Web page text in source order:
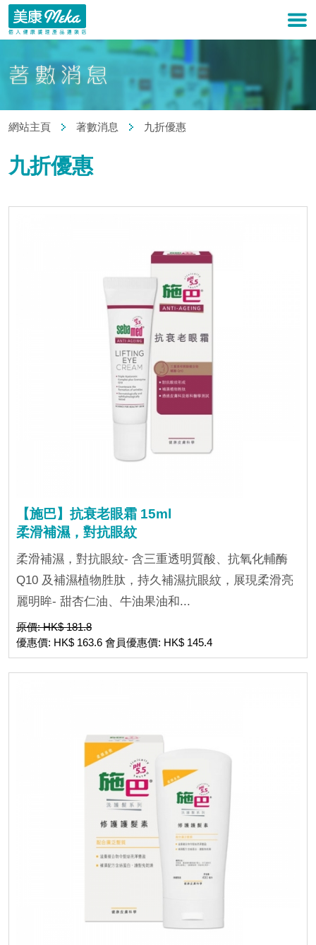
網站主頁 著數消息 九折優惠
九折優惠
【施巴】抗衰老眼霜 15ml
柔滑補濕，對抗眼紋
柔滑補濕，對抗眼紋- 含三重透明質酸、抗氧化輔酶
Q10 及補濕植物胜肽，持久補濕抗眼紋，展現柔滑亮
麗明眸- 甜杏仁油、牛油果油和...
原價: HK$ 181.8
優惠價: HK$ 163.6 會員優惠價: HK$ 145.4